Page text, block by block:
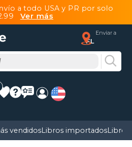
a todo USA y PR por solo
Ver más
Enviar a
FL
vendidosLibros importadosLibros